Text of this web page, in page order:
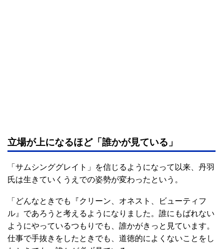
立場が上になるほど「誰かが見ている」
「サムシンググレイト」を信じるようになって以来、丹羽
氏は生きていくうえでの姿勢が変わったという。
「どんなときでも『クリーン、オネスト、ビューティフ
ル』であろうと考えるようになりました。誰にもばれない
ようにやっているつもりでも、誰かがきっと見ています。
仕事で手抜きをしたときでも、道徳的によくないことをし